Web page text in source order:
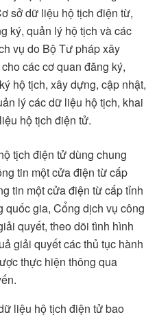
sở dữ liệu hộ tịch điện từ,
ký, quản lý hộ tịch và các
vụ do Bộ Tư pháp xây
các cơ quan đăng ký,
hộ tịch, xây dựng, cập nhật,
lý các dữ liệu hộ tịch, khai
hộ tịch điện tử.
tịch điện tử dùng chung
tin một cửa điện từ cấp
tin một cửa điện từ cấp tỉnh
quốc gia, Cổng dịch vụ công
quyết, theo dõi tình hình
giải quyết các thủ tục hành
thực hiện thông qua
liệu hộ tịch điện tử bao